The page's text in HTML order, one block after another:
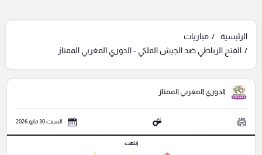
الرئيسية
مباريات
الفتح الرباطي ضد الجيش الملكي - الدوري المغربي الممتاز
الدوري المغربي الممتاز
السبت 30 مايو 2026
انتهت